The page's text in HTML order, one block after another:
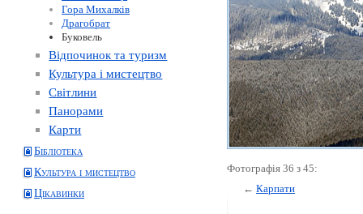
Гора Михалків
Драгобрат
Буковель
Відпочинок та туризм
Культура і мистецтво
Світлини
Панорами
Карти
Бібліотека
Культура і мистецтво
Цікавинки
Фотографія 36 з 45:
← Карпати